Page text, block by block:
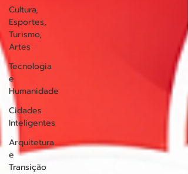
Cultura,
Esportes,
Turismo,
Artes
Tecnologia
e
Humanidade
Cidades
Inteligentes
Arquitetura
e
Transição